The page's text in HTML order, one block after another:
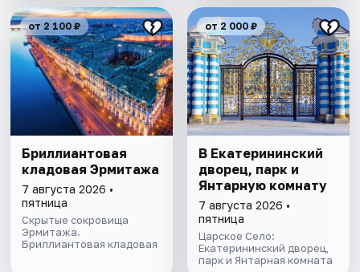
от 2 100 ₽
Бриллиантовая
кладовая Эрмитажа
7 августа 2026 •
пятница
Скрытые сокровища
Эрмитажа.
Бриллиантовая кладовая
от 2 000 ₽
В Екатерининский
дворец, парк и
Янтарную комнату
7 августа 2026 •
пятница
Царское Село:
Екатерининский дворец,
парк и Янтарная комната